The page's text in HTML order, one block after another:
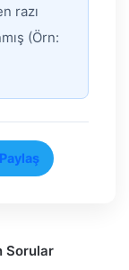
razı
(Örn:
Sorular